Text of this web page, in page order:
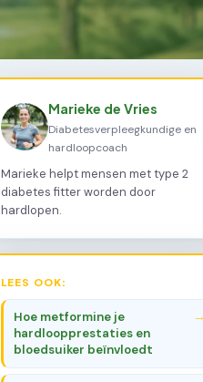
Marieke de Vries
Diabetesverpleegkundige en
hardloopcoach
Marieke helpt mensen met type 2
diabetes fitter worden door
hardlopen.
LEES OOK:
Hoe metformine je
hardloopprestaties en
bloedsuiker beïnvloedt